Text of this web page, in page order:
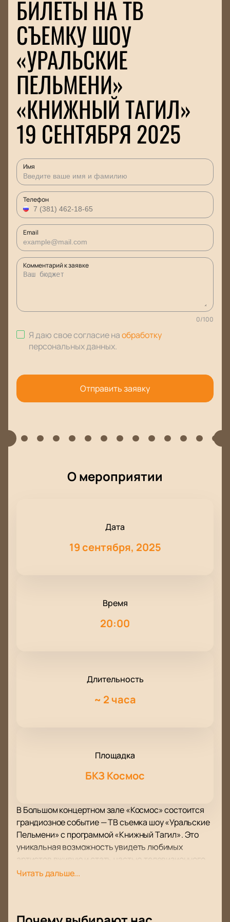
БИЛЕТЫ НА ТВ
СЪЕМКУ ШОУ
«УРАЛЬСКИЕ
ПЕЛЬМЕНИ»
«КНИЖНЫЙ ТАГИЛ»
19 СЕНТЯБРЯ 2025
Имя
Телефон
Email
Комментарий к заявке
0/100
Я даю свое согласие наобработку
персональных данных.
Отправить заявку
О мероприятии
Дата
19 сентября, 2025
Время
20:00
Длительность
~ 2 часа
Площадка
БКЗ Космос
В Большом концертном зале «Космос» состоится
грандиозное событие — ТВ съемка шоу «Уральские
Пельмени» с программой «Книжный Тагил». Это
уникальная возможность увидеть любимых
артистов вживую и стать частью телевизионного
проекта.
Читать дальше...